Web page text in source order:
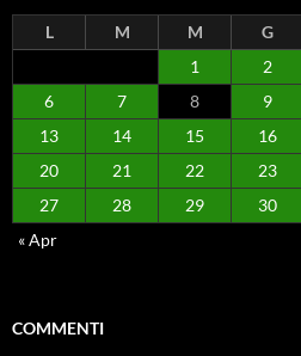
L M M G
1
2
6
7 8 9
13
14 15 16
20
21 22 23
27
28 29 30
« Apr
COMMENTI